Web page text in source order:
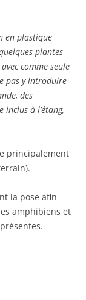
en plastique
plantes
comme seule
pas y introduire
des
inclus à l’étang,
principalement
la pose afin
amphibiens et